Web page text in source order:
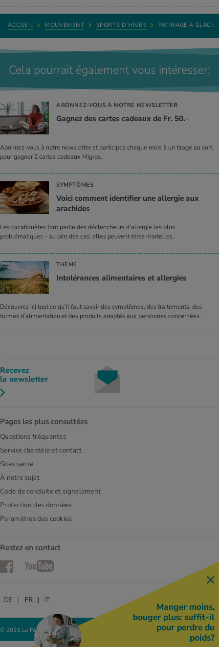
ACCUEIL MOUVEMENT SPORTS D’HIVER PATINAGE À GLACE
Cela pourrait également vous intéresser:
ABONNEZ-VOUS À NOTRE NEWSLETTER
Gagnez des cartes cadeaux de Fr. 50.–
Abonnez-vous à notre newsletter et participez chaque mois à un tirage au sort
pour gagner 2 cartes cadeaux Migros.
SYMPTÔMES
Voici comment identifier une allergie aux
arachides
Les cacahouètes font partie des déclencheurs d’allergie les plus
problématiques – au pire des cas, elles peuvent êtres mortelles.
THÈME
Intolérances alimentaires et allergies
Découvrez ici tout ce qu’il faut savoir des symptômes, des traitements, des
formes d’alimentation et des produits adaptés aux personnes concernées.
Recevez
la newsletter
Pages les plus consultées
Questions fréquentes
Service clientèle et contact
Sites santé
À notre sujet
Code de conduite et signalement
Protection des données
Paramètres des cookies
Restez en contact
FacebookYouTube
© 2026 La Fédération des coopératives Migros
DE FR IT
Manger moins,
bouger plus: suffit-il
pour perdre du
poids?